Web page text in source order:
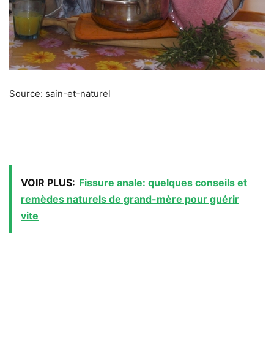
Source: sain-et-naturel
VOIR PLUS: Fissure anale: quelques conseils et
remèdes naturels de grand-mère pour guérir
vite